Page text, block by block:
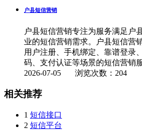
户县短信营销
户县短信营销专注为服务满足户
业的短信营销需求。户县短信营
用户注册、手机绑定、靠谱登录
码、支付认证等场景的短信营销
2026-07-05 浏览次数：204
相关推荐
1 短信接口
2 短信平台